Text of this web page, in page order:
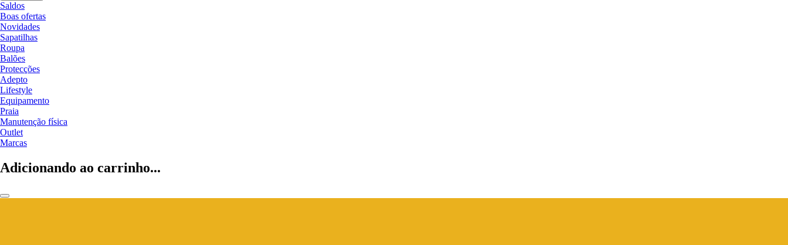
Saldos
Boas ofertas
Novidades
Sapatilhas
Roupa
Balões
Protecções
Adepto
Lifestyle
Equipamento
Praia
Manutenção física
Outlet
Marcas
Adicionando ao carrinho...